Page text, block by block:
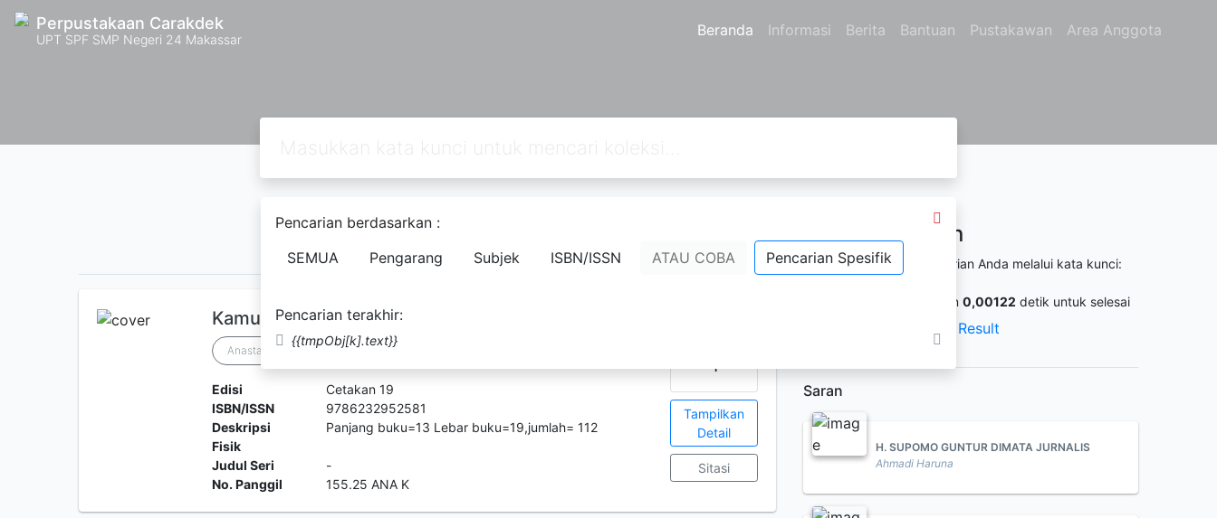
Perpustakaan Carakdek
UPT SPF SMP Negeri 24 Makassar Beranda Informasi Berita Bantuan Pustakawan Area Anggota
Pencarian berdasarkan :
SEMUA
Pengarang Subjek ISBN/ISSN ATAU COBA Pencarian Spesifik
Pencarian terakhir:
{{tmpObj[k].text}}
Kamu Tak Harus Sempurna
Anastasya Satrio, M. Psi., Psi
Edisi
Cetakan 19
ISBN/ISSN
9786232952581
Deskripsi
Fisik
Panjang buku=13 Lebar buku=19,jumlah= 112
Judul Seri
-
No. Panggil
155.25 ANA K
1
Tampilkan
Detail
Sitasi
Hasil Pencarian
Ditemukan73dari pencarian Anda melalui kata kunci:
Permintaan membutuhkan 0,00122 detik untuk selesai
JSON Result
Saran
H. SUPOMO GUNTUR DIMATA JURNALIS
Ahmadi Haruna